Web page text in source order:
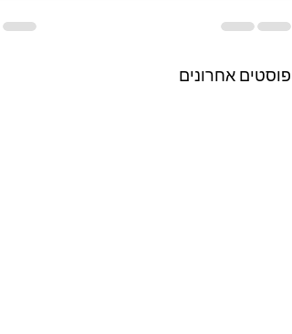
פוסטים אחרונים